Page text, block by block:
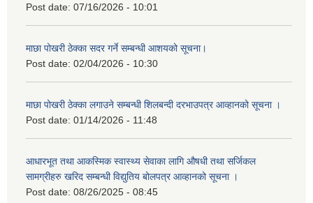
Post date: 07/16/2026 - 10:01
माछा पोखरी ठेक्का सदर गर्ने सम्बन्धी आशयको सूचना।
Post date: 02/04/2026 - 10:30
माछा पोखरी ठेक्का लगाउने सम्बन्धी शिलबन्दी दरभाउपत्र आव्हानको सूचना ।
Post date: 01/14/2026 - 11:48
आधारभूत तथा आकस्मिक स्वास्थ्य सेवाका लागि औषधी तथा सर्जिकल
सामग्रीहरु खरिद सम्बन्धी विद्युतिय बोलपत्र आव्हानको सूचना ।
Post date: 08/26/2025 - 08:45